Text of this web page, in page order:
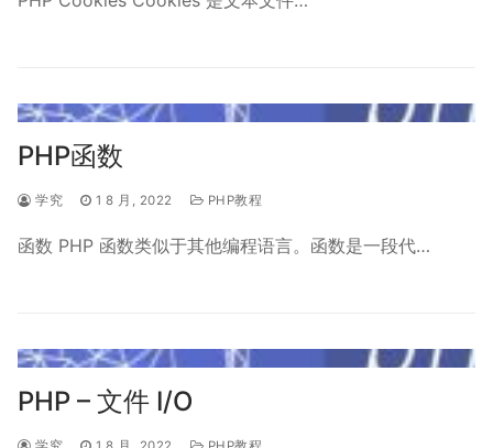
PHP函数
学究 1 8 月, 2022 PHP教程
函数 PHP 函数类似于其他编程语言。函数是一段代…
PHP – 文件 I/O